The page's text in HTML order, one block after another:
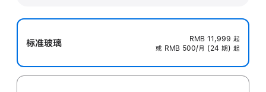
标准玻璃 RMB 11,999 起
或 RMB 500/月 (24 期) 起